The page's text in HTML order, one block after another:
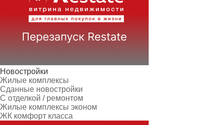
Новостройки
Жилые комплексы
Сданные новостройки
С отделкой / ремонтом
Жилые комплексы эконом
ЖК комфорт класса